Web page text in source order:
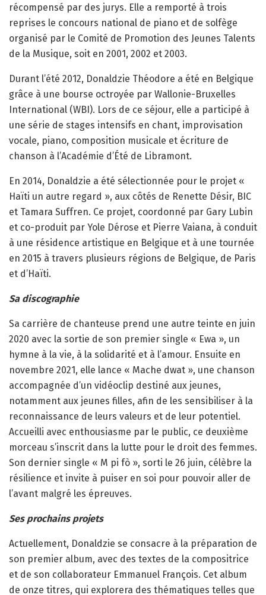
récompensé par des jurys. Elle a remporté à trois
reprises le concours national de piano et de solfège
organisé par le Comité de Promotion des Jeunes Talents
de la Musique, soit en 2001, 2002 et 2003.
Durant l’été 2012, Donaldzie Théodore a été en Belgique
grâce à une bourse octroyée par Wallonie-Bruxelles
International (WBI). Lors de ce séjour, elle a participé à
une série de stages intensifs en chant, improvisation
vocale, piano, composition musicale et écriture de
chanson à l’Académie d’Été de Libramont.
En 2014, Donaldzie a été sélectionnée pour le projet «
Haïti un autre regard », aux côtés de Renette Désir, BIC
et Tamara Suffren. Ce projet, coordonné par Gary Lubin
et co-produit par Yole Dérose et Pierre Vaiana, à conduit
à une résidence artistique en Belgique et à une tournée
en 2015 à travers plusieurs régions de Belgique, de Paris
et d’Haïti.
Sa discographie
Sa carrière de chanteuse prend une autre teinte en juin
2020 avec la sortie de son premier single « Ewa », un
hymne à la vie, à la solidarité et à l’amour. Ensuite en
novembre 2021, elle lance « Mache dwat », une chanson
accompagnée d’un vidéoclip destiné aux jeunes,
notamment aux jeunes filles, afin de les sensibiliser à la
reconnaissance de leurs valeurs et de leur potentiel.
Accueilli avec enthousiasme par le public, ce deuxième
morceau s’inscrit dans la lutte pour le droit des femmes.
Son dernier single « M pi fò », sorti le 26 juin, célèbre la
résilience et invite à puiser en soi pour pouvoir aller de
l’avant malgré les épreuves.
Ses prochains projets
Actuellement, Donaldzie se consacre à la préparation de
son premier album, avec des textes de la compositrice
et de son collaborateur Emmanuel François. Cet album
de onze titres, qui explorera des thématiques telles que